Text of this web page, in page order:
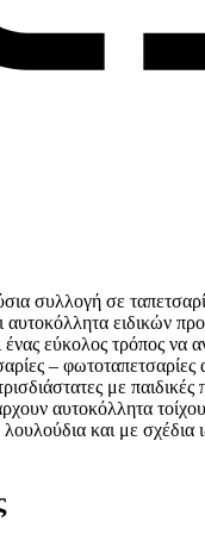
συλλογή σε
αυτοκόλλητα ειδικών
ένας εύκολος τρόπος να
– φωτοταπετσαρίες
με
αυτοκόλλητα
και με σχέδια